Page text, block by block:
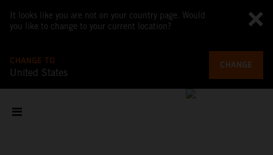
It looks like you are not on your country page. Would
you like to change to your current location?
CHANGE TO
United States
CHANGE